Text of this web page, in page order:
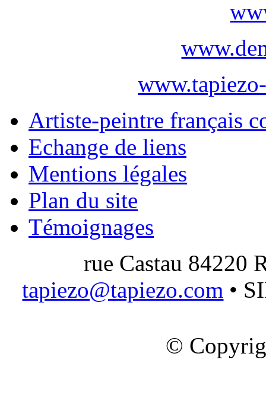
Artiste-peintre français
Echange de liens
Mentions légales
Plan du site
Témoignages
rue Castau 84220
tapiezo@tapiezo.com •
©